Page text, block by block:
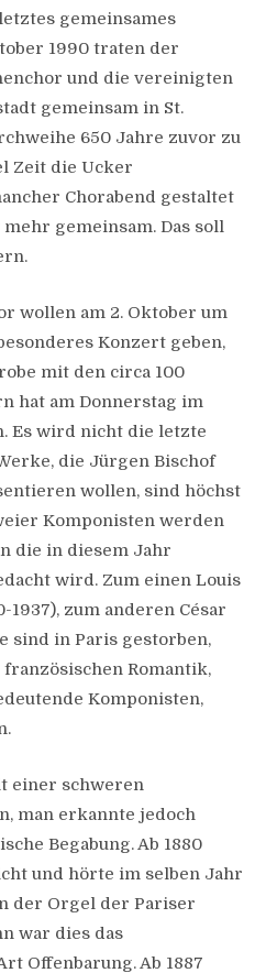
gemeinsames
1990 traten der
und die vereinigten
gemeinsam in St.
650 Jahre zuvor zu
Zeit die Ucker
Chorabend gestaltet
gemeinsam. Das soll
wollen am 2. Oktober um
Konzert geben,
mit den circa 100
hat am Donnerstag im
Es wird nicht die letzte
die Jürgen Bischof
wollen, sind höchst
Komponisten werden
die in diesem Jahr
wird. Zum einen Louis
zum anderen César
sind in Paris gestorben,
Romantik,
Komponisten,
einer schweren
man erkannte jedoch
Begabung. Ab 1880
und hörte im selben Jahr
der Orgel der Pariser
war dies das
Offenbarung. Ab 1887